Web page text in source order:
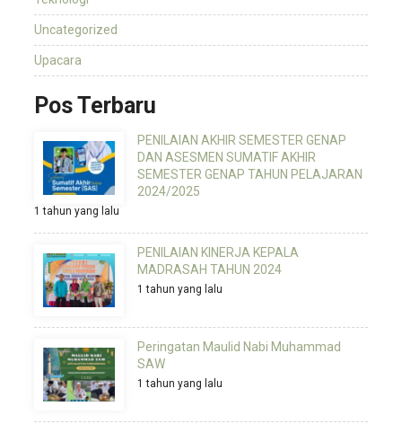
Uncategorized
Upacara
Pos Terbaru
PENILAIAN AKHIR SEMESTER GENAP
DAN ASESMEN SUMATIF AKHIR
SEMESTER GENAP TAHUN PELAJARAN
2024/2025
1 tahun yang lalu
PENILAIAN KINERJA KEPALA
MADRASAH TAHUN 2024
1 tahun yang lalu
Peringatan Maulid Nabi Muhammad
SAW
1 tahun yang lalu